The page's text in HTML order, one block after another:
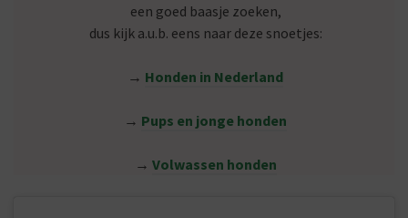
een goed baasje zoeken,
dus kijk a.u.b. eens naar deze snoetjes:
→ Honden in Nederland
→ Pups en jonge honden
→ Volwassen honden